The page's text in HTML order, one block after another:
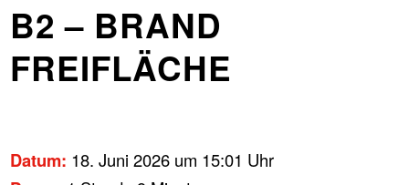
B2 – BRAND
FREIFLÄCHE
Datum: 18. Juni 2026 um 15:01 Uhr